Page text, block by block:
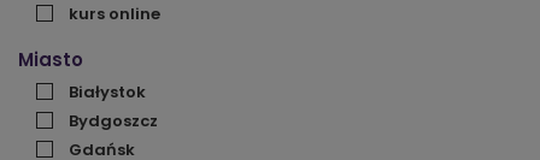
Miasto
Białystok
Bydgoszcz
Gdańsk
kurs online